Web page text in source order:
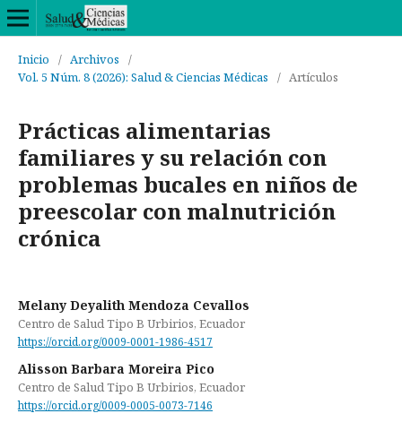
Inicio / Archivos
/
Vol. 5 Núm. 8 (2026): Salud & Ciencias Médicas
/ Artículos
Prácticas alimentarias
familiares y su relación con
problemas bucales en niños de
preescolar con malnutrición
crónica
Melany Deyalith Mendoza Cevallos
Centro de Salud Tipo B Urbirios, Ecuador
https://orcid.org/0009-0001-1986-4517
Alisson Barbara Moreira Pico
Centro de Salud Tipo B Urbirios, Ecuador
https://orcid.org/0009-0005-0073-7146